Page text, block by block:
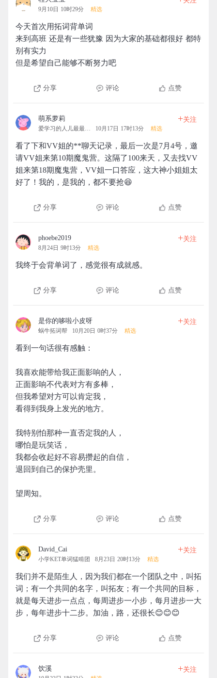
9月10日 10时29分 精选
今天首次用拓词背单词
来到高班 还是有一些犹豫 因为大家的基础都很好 都特
别有实力
但是希望自己能够不断努力吧
分享 评论 点赞
萌系萝莉
爱学习的人儿最最可爱 10月17日 17时13分 精选
+关注
看了下和VV姐的**聊天记录，最后一次是7月4号，邀
请VV姐来第10期魔鬼营。这隔了100来天，又去找VV
姐来第18期魔鬼营，VV姐一口答应，这大神小姐姐太
好了！我的，是我的，都不要抢😆
分享 评论 点赞
phoebe2019
8月24日 9时13分 精选
+关注
我终于会背单词了，感觉很有成就感。
分享 评论 点赞
是你的哆啦小皮呀
蜗牛拓词帮 10月20日 0时37分 精选
+关注
看到一句话很有感触：
我喜欢能带给我正面影响的人，
正面影响不代表对方有多棒，
但我希望对方可以肯定我，
看得到我身上发光的地方。
我特别怕那种一直否定我的人，
哪怕是玩笑话，
我都会收起好不容易攒起的自信，
退回到自己的保护壳里。
望周知。
分享 评论 点赞
David_Cai
小学KET单词猛啃团 8月23日 20时13分 精选
+关注
我们并不是陌生人，因为我们都在一个团队之中，叫拓
词；有一个共同的名字，叫拓友；有一个共同的目标，
就是每天进步一点点，每周进步一小步，每月进步一大
步，每年进步十二步。加油，路，还很长😊😊😊
分享 评论 点赞
饮溪 +关注